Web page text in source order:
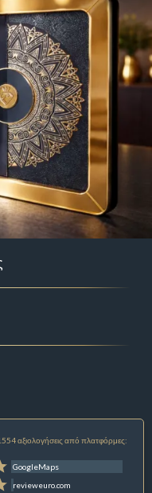
αξιολογήσεις από πλατφόρμες:
GoogleMaps
revieweuro.com